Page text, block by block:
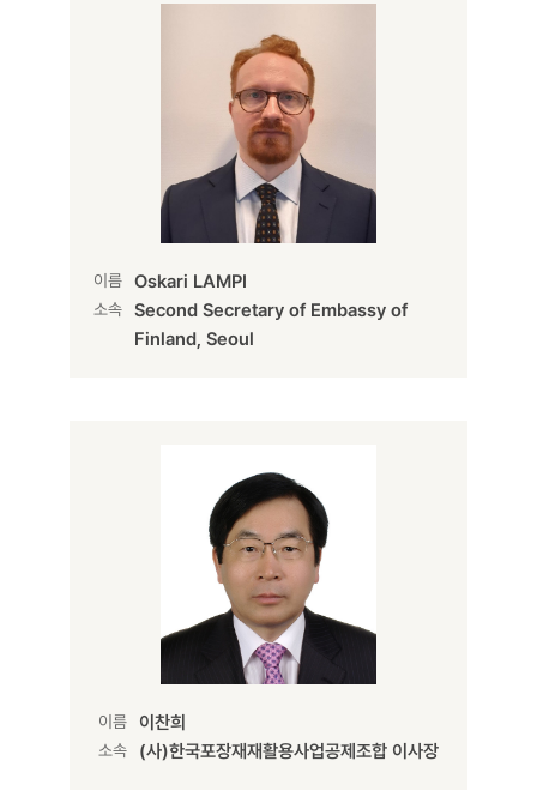
이름 Oskari LAMPI
소속
Second Secretary of Embassy of
Finland, Seoul
이름 이찬희
소속 (사)한국포장재재활용사업공제조합 이사장